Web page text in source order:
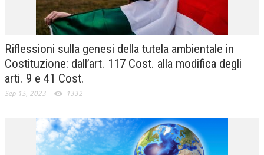
Riflessioni sulla genesi della tutela ambientale in
Costituzione: dall’art. 117 Cost. alla modifica degli
arti. 9 e 41 Cost.
Sep 15, 2023 1332